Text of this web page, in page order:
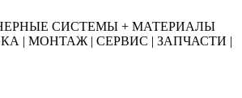
СИСТЕМЫ + МАТЕРИАЛЫ
| МОНТАЖ | СЕРВИС | ЗАПЧАСТИ |